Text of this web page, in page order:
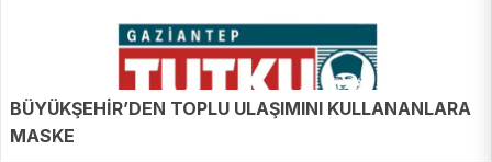
BÜYÜKŞEHİR’DEN TOPLU ULAŞIMINI KULLANANLARA
MASKE